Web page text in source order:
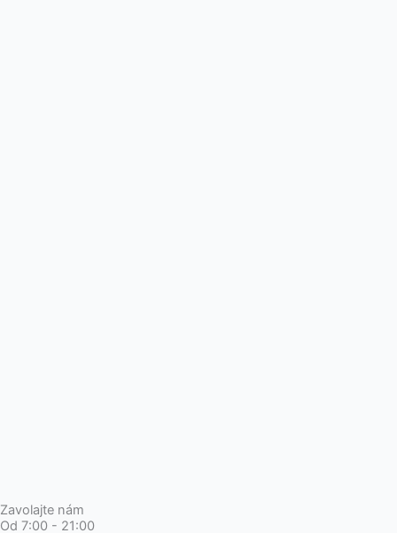
Zavolajte nám
Od 7:00 - 21:00